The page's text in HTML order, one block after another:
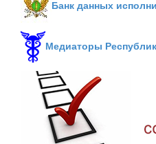
Банк данных
Медиаторы